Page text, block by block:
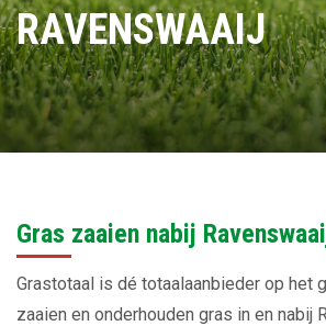
RAVENSWAAIJ
Gras zaaien nabij
Grastotaal is dé totaalaanbieder op het
zaaien en onderhouden gras in en nabij